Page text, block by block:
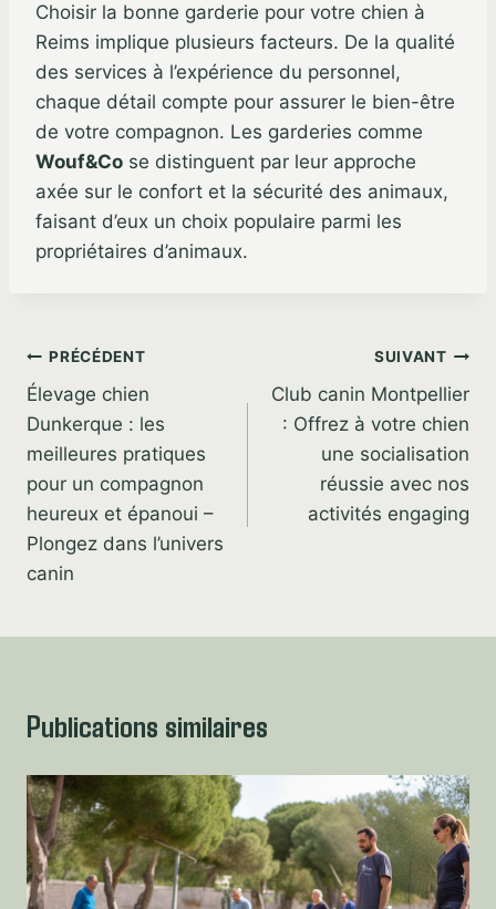
Choisir la bonne garderie pour votre chien à
Reims implique plusieurs facteurs. De la qualité
des services à l’expérience du personnel,
chaque détail compte pour assurer le bien-être
de votre compagnon. Les garderies comme
Wouf&Co se distinguent par leur approche
axée sur le confort et la sécurité des animaux,
faisant d’eux un choix populaire parmi les
propriétaires d’animaux.
Navigation
de
l’article
PRÉCÉDENT
Élevage chien
Dunkerque : les
meilleures pratiques
pour un compagnon
heureux et épanoui –
Plongez dans l’univers
canin
SUIVANT
Club canin Montpellier
: Offrez à votre chien
une socialisation
réussie avec nos
activités engaging
Publications similaires